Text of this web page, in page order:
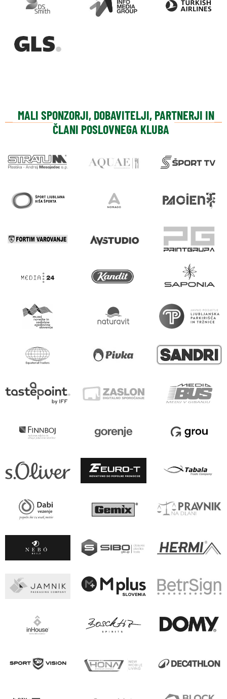
MALI SPONZORJI, DOBAVITELJI, PARTNERJI IN
ČLANI POSLOVNEGA KLUBA